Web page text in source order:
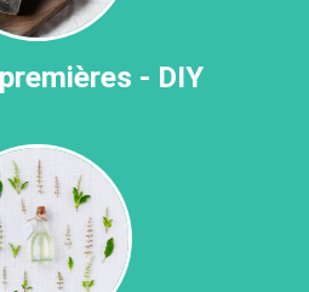
- DIY